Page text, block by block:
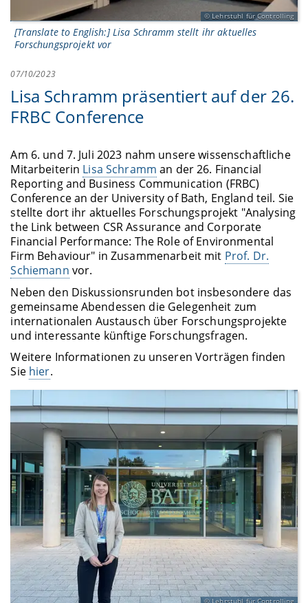
Lehrstuhl für Controlling
[Translate to English:] Lisa Schramm stellt ihr aktuelles
Forschungsprojekt vor
Lehrstuhl für Controlling
07/10/2023
Lisa Schramm präsentiert auf der 26.
FRBC Conference
Am 6. und 7. Juli 2023 nahm unsere wissenschaftliche
Mitarbeiterin Lisa Schramm an der 26. Financial
Reporting and Business Communication (FRBC)
Conference an der University of Bath, England teil. Sie
stellte dort ihr aktuelles Forschungsprojekt "Analysing
the Link between CSR Assurance and Corporate
Financial Performance: The Role of Environmental
Firm Behaviour" in Zusammenarbeit mit Prof. Dr.
Schiemann vor.
Neben den Diskussionsrunden bot insbesondere das
gemeinsame Abendessen die Gelegenheit zum
internationalen Austausch über Forschungsprojekte
und interessante künftige Forschungsfragen.
Weitere Informationen zu unseren Vorträgen finden
Sie hier.